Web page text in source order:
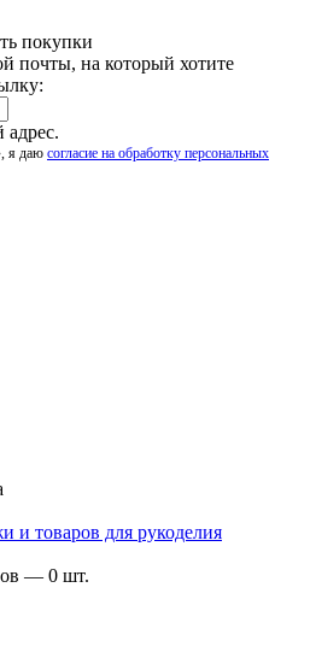
покупки
почты, на который хотите
адрес.
я даю согласие на обработку персональных
— 0 шт.